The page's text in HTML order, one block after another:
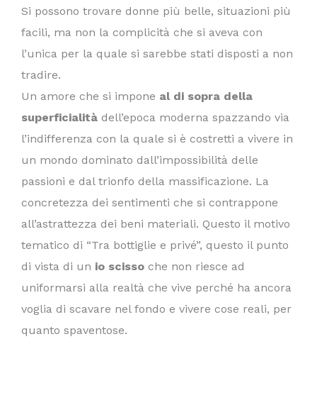
Si possono trovare donne più belle, situazioni più
facili, ma non la complicità che si aveva con
l’unica per la quale si sarebbe stati disposti a non
tradire.
Un amore che si impone al di sopra della
superficialità dell’epoca moderna spazzando via
l’indifferenza con la quale si è costretti a vivere in
un mondo dominato dall’impossibilità delle
passioni e dal trionfo della massificazione. La
concretezza dei sentimenti che si contrappone
all’astrattezza dei beni materiali. Questo il motivo
tematico di “Tra bottiglie e privé”, questo il punto
di vista di un io scisso che non riesce ad
uniformarsi alla realtà che vive perché ha ancora
voglia di scavare nel fondo e vivere cose reali, per
quanto spaventose.